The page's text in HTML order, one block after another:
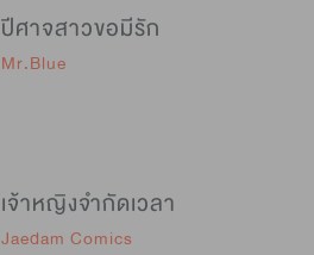
ปีศาจสาวขอมีรัก
Mr.Blue
เจ้าหญิงจำกัดเวลา
Jaedam Comics